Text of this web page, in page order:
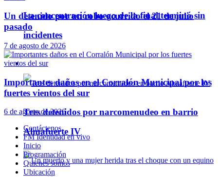
La concentración luego de la final terminó sin
incidentes
Policiales
Tres detenidos por narcomenudeo en barrio
Almafuerte IV
Un detenido por un robo ocurrido el 21 de julio
pasado
7 de agosto de 2026
Importantes daños en el Corralón Municipal por los
fuertes vientos del sur
6 de agosto de 2026
Contáctenos
FM Identidad en vivo
Inicio
Programación
Quienes somos
Ubicación